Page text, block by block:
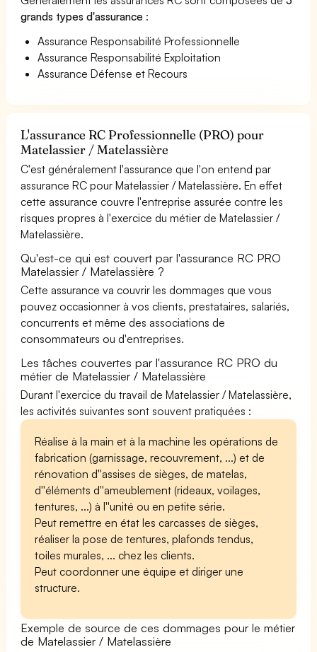
grands types d'assurance :
Assurance Responsabilité Professionnelle
Assurance Responsabilité Exploitation
Assurance Défense et Recours
L'assurance RC Professionnelle (PRO) pour
Matelassier / Matelassière
C'est généralement l'assurance que l'on entend par
assurance RC pour Matelassier / Matelassière. En effet
cette assurance couvre l'entreprise assurée contre les
risques propres à l'exercice du métier de Matelassier /
Matelassière.
Qu'est-ce qui est couvert par l'assurance RC PRO
Matelassier / Matelassière ?
Cette assurance va couvrir les dommages que vous
pouvez occasionner à vos clients, prestataires, salariés,
concurrents et même des associations de
consommateurs ou d'entreprises.
Les tâches couvertes par l'assurance RC PRO du
métier de Matelassier / Matelassière
Durant l'exercice du travail de Matelassier / Matelassière,
les activités suivantes sont souvent pratiquées :
Réalise à la main et à la machine les opérations de
fabrication (garnissage, recouvrement, ...) et de
rénovation d''assises de sièges, de matelas,
d''éléments d''ameublement (rideaux, voilages,
tentures, ...) à l''unité ou en petite série.
Peut remettre en état les carcasses de sièges,
réaliser la pose de tentures, plafonds tendus,
toiles murales, ... chez les clients.
Peut coordonner une équipe et diriger une
structure.
Exemple de source de ces dommages pour le métier
de Matelassier / Matelassière